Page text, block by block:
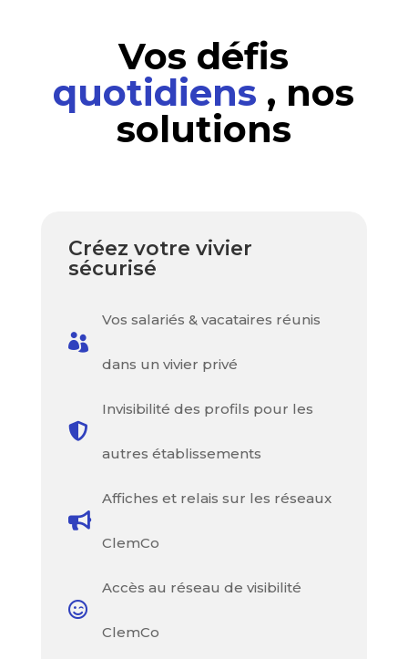
Vos défis
quotidiens , nos
solutions
Créez votre vivier
sécurisé

Vos salariés & vacataires réunis
dans un vivier privé

Invisibilité des profils pour les
autres établissements

Affiches et relais sur les réseaux
ClemCo

Accès au réseau de visibilité
ClemCo